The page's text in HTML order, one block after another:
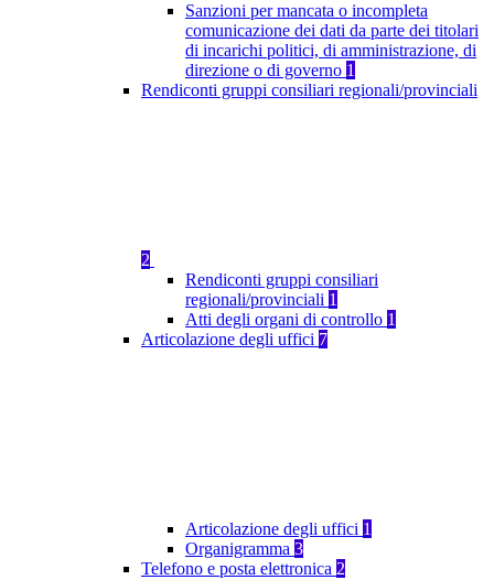
Sanzioni per mancata o incompleta
comunicazione dei dati da parte dei titolari
di incarichi politici, di amministrazione, di
direzione o di governo 1
Rendiconti gruppi consiliari regionali/provinciali
2
Rendiconti gruppi consiliari
regionali/provinciali 1
Atti degli organi di controllo 1
Articolazione degli uffici 7
Articolazione degli uffici 1
Organigramma 3
Telefono e posta elettronica 2